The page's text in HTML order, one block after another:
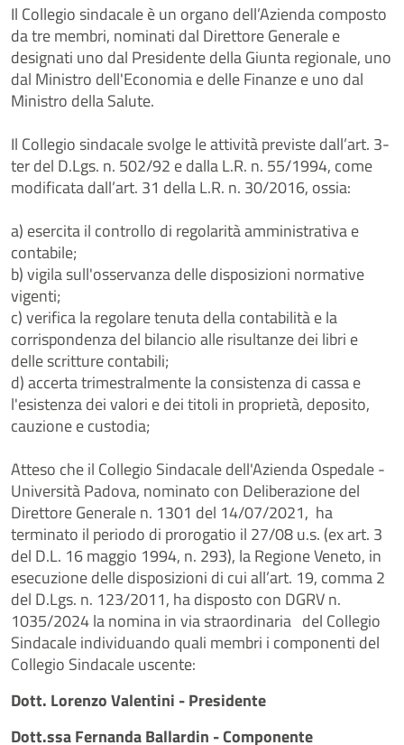
Il Collegio sindacale è un organo dell’Azienda composto
da tre membri, nominati dal Direttore Generale e
designati uno dal Presidente della Giunta regionale, uno
dal Ministro dell'Economia e delle Finanze e uno dal
Ministro della Salute.
Il Collegio sindacale svolge le attività previste dall’art. 3-
ter del D.Lgs. n. 502/92 e dalla L.R. n. 55/1994, come
modificata dall’art. 31 della L.R. n. 30/2016, ossia:
a) esercita il controllo di regolarità amministrativa e
contabile;
b) vigila sull'osservanza delle disposizioni normative
vigenti;
c) verifica la regolare tenuta della contabilità e la
corrispondenza del bilancio alle risultanze dei libri e
delle scritture contabili;
d) accerta trimestralmente la consistenza di cassa e
l'esistenza dei valori e dei titoli in proprietà, deposito,
cauzione e custodia;
Atteso che il Collegio Sindacale dell'Azienda Ospedale -
Università Padova, nominato con Deliberazione del
Direttore Generale n. 1301 del 14/07/2021, ha
terminato il periodo di prorogatio il 27/08 u.s. (ex art. 3
del D.L. 16 maggio 1994, n. 293), la Regione Veneto, in
esecuzione delle disposizioni di cui all’art. 19, comma 2
del D.Lgs. n. 123/2011, ha disposto con DGRV n.
1035/2024 la nomina in via straordinaria del Collegio
Sindacale individuando quali membri i componenti del
Collegio Sindacale uscente:
Dott. Lorenzo Valentini - Presidente
Dott.ssa Fernanda Ballardin - Componente